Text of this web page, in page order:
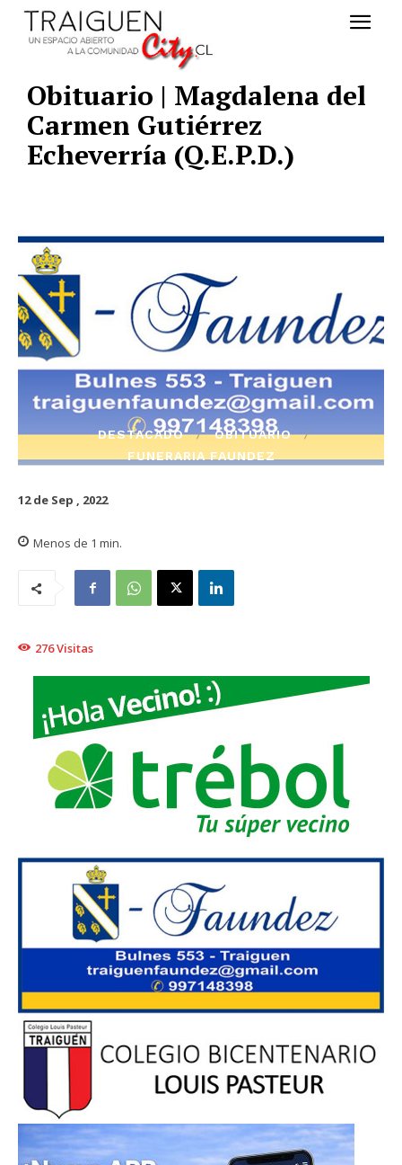
Obituario | Magdalena del
Carmen Gutiérrez
Echeverría (Q.E.P.D.)
DESTACADO
OBITUARIO
FUNERARIA FAUNDEZ
12 de Sep , 2022
Menos de 1 min.
276Visitas